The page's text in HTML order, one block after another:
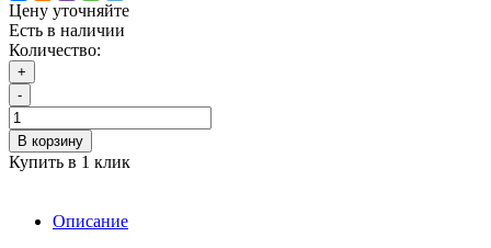
Цену уточняйте
Есть в наличии
Количество:
+
-
В корзину
Купить в 1 клик
Описание